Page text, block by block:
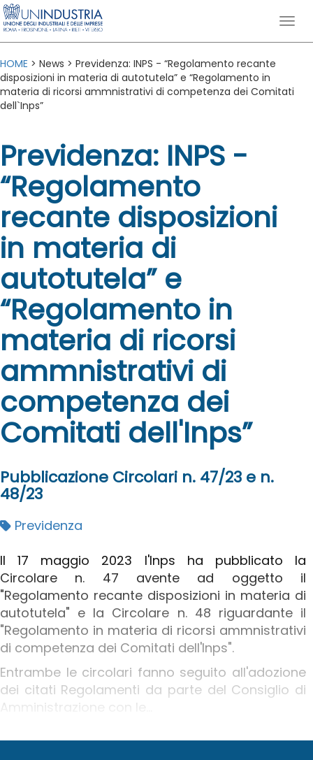
HOME > News > Previdenza: INPS - “Regolamento recante
disposizioni in materia di autotutela” e “Regolamento in
materia di ricorsi ammnistrativi di competenza dei Comitati
dell`Inps”
Previdenza: INPS -
“Regolamento
recante disposizioni
in materia di
autotutela” e
“Regolamento in
materia di ricorsi
ammnistrativi di
competenza dei
Comitati dell'Inps”
Pubblicazione Circolari n. 47/23 e n.
48/23
Previdenza
Il 17 maggio 2023 l'Inps ha pubblicato la
Circolare n. 47 avente ad oggetto il
"Regolamento recante disposizioni in materia di
autotutela" e la Circolare n. 48 riguardante il
"Regolamento in materia di ricorsi ammnistrativi
di competenza dei Comitati dell'Inps".
Entrambe le circolari fanno seguito all'adozione
dei citati Regolamenti da parte del Consiglio di
Amministrazione con le...